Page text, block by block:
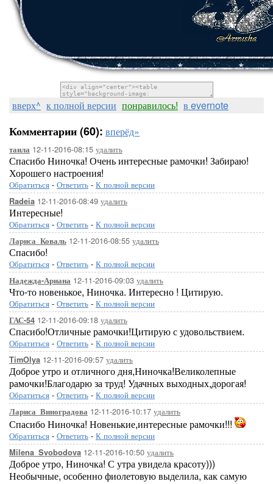
вверх^ к полной версии понравилось! в evernote
Комментарии (60): вперёд»
таила 12-11-2016-08:15 удалить
Спасибо Ниночка! Очень интересные рамочки! Забираю!
Хорошего настроения!
Обратиться - Ответить - К полной версии
Radeia 12-11-2016-08:49 удалить
Интересные!
Обратиться - Ответить - К полной версии
Лариса_Коваль 12-11-2016-08:55 удалить
Спасибо!
Обратиться - Ответить - К полной версии
Надежда-Ариана 12-11-2016-09:03 удалить
Что-то новенькое, Ниночка. Интересно ! Цитирую.
Обратиться - Ответить - К полной версии
ГАС-54 12-11-2016-09:18 удалить
Спасибо!Отличные рамочки!Цитирую с удовольствием.
Обратиться - Ответить - К полной версии
TimOlya 12-11-2016-09:57 удалить
Доброе утро и отличного дня,Ниночка!Великолепные
рамочки!Благодарю за труд! Удачных выходных,дорогая!
Обратиться - Ответить - К полной версии
Лариса_Виноградова 12-11-2016-10:17 удалить
Спасибо Ниночка! Новенькие,интересные рамочки!!!
Обратиться - Ответить - К полной версии
Milena_Svobodova 12-11-2016-10:50 удалить
Доброе утро, Ниночка! С утра увидела красоту)))
Необычные, особенно фиолетовую выделила, как самую